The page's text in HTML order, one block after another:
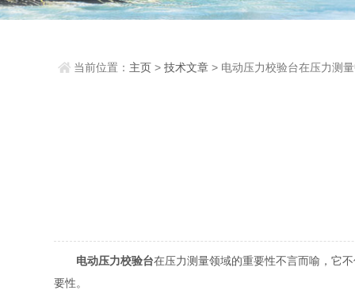
当前位置： 主页> 技术文章> 电动压力校验台在压力测
电动压力校验台在压力测量领域的重要性不言而喻，它
要性。